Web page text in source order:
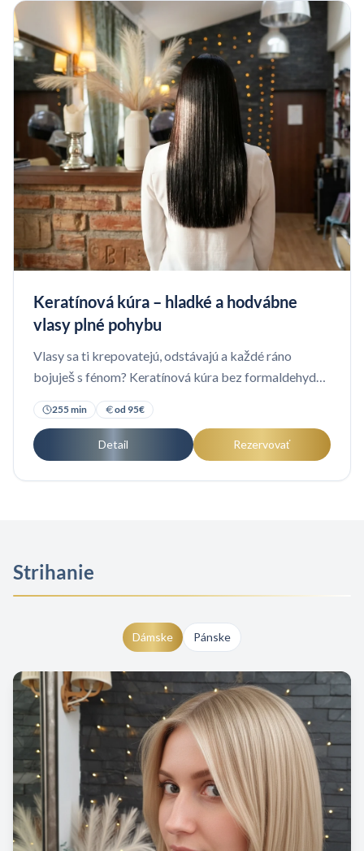
Keratínová kúra – hladké a hodvábne
vlasy plné pohybu
Vlasy sa ti krepovatejú, odstávajú a každé ráno
bojuješ s fénom? Keratínová kúra bez formaldehydov
doplní do vlasov proteín, zatvorí kutikulu a vráti im
hladkosť, lesk a jednoduchšiu úpravu – a pritom ich
stále môžeš stočiť na kulmu.
255min od 95€
Detail Rezervovať
Strihanie
Dámske Pánske